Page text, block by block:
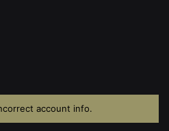
account info.